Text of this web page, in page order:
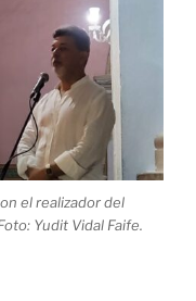
el realizador del
Yudit Vidal Faife.